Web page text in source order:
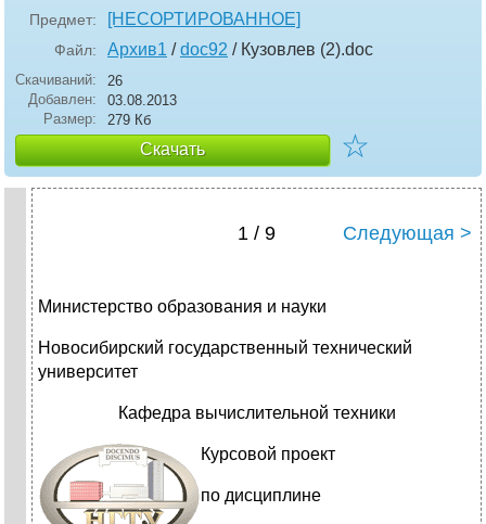
Предмет: [НЕСОРТИРОВАННОЕ]
Файл: Архив1 /doc92 / Кузовлев (2).doc
Скачиваний:
26
Добавлен:
03.08.2013
Размер:
279 Кб
Скачать ☆
1 / 9 Следующая >
Министерство образования и науки
Новосибирский государственный технический
университет
Кафедра вычислительной техники
Курсовой проект
по дисциплине